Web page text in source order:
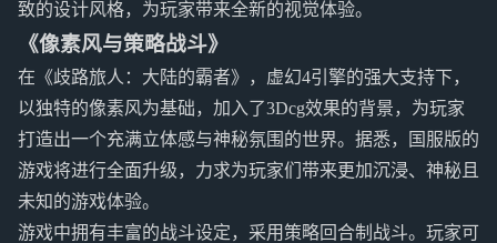
致的设计风格，为玩家带来全新的视觉体验。
《像素风与策略战斗》
在《歧路旅人：大陆的霸者》，虚幻4引擎的强大支持下，
以独特的像素风为基础，加入了3Dcg效果的背景，为玩家
打造出一个充满立体感与神秘氛围的世界。据悉，国服版的
游戏将进行全面升级，力求为玩家们带来更加沉浸、神秘且
未知的游戏体验。
游戏中拥有丰富的战斗设定，采用策略回合制战斗。玩家可